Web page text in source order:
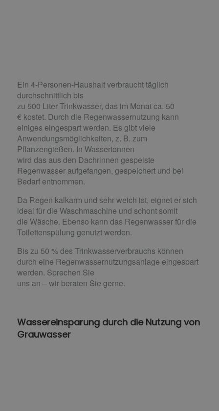
Ein 4-Personen-Haushalt verbraucht täglich
durchschnittlich bis
zu 500 Liter Trinkwasser, das im Monat ca. 50
€ kostet. Durch die Regenwassernutzung kann
einiges eingespart werden. Es gibt viele
Anwendungsmöglichkeiten, z. B. zum
Pflanzengießen. In Wassertonnen
wird das aus den Dachrinnen gespeiste
Regenwasser aufgefangen, gespeichert und bei
Bedarf entnommen.
Da Regen kalkarm und sehr weich ist, eignet er sich
ideal für die Waschmaschine und schont somit
die Wäsche. Ebenso kann das Regenwasser für die
Toilettenspülung genutzt werden.
Bis zu 50 % des Trinkwasserverbrauchs können
durch eine Regenwassernutzungsanlage eingespart
werden. Sprechen Sie
uns an – wir beraten Sie gerne.
Wassereinsparung durch die Nutzung von
Grauwasser